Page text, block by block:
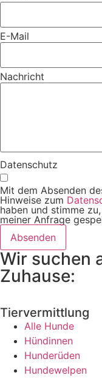
E-Mail
Nachricht
Datenschutz
Mit dem Absenden
Hinweise zum
haben und stimme
meiner Anfrage
Absenden
Wir suchen
Zuhause:
Tiervermittlung
Alle Hunde
Hündinnen
Hunderüden
Hundewelpen